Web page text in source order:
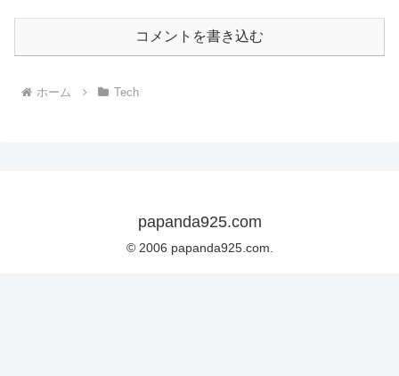
コメントを書き込む
ホーム Tech
papanda925.com
© 2006 papanda925.com.